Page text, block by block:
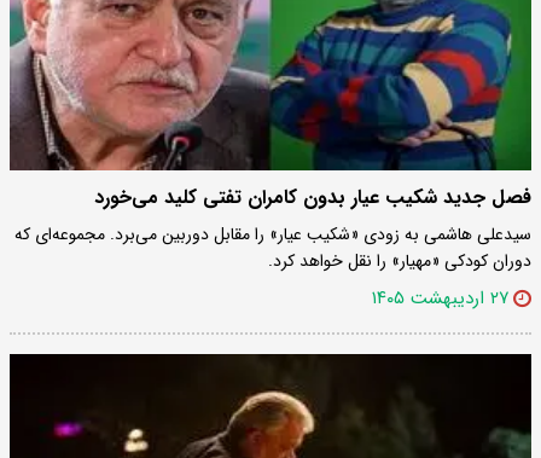
فصل جدید شکیب عیار بدون کامران تفتی کلید می‌خورد
سیدعلی هاشمی به زودی «شکیب عیار» را مقابل دوربین می‌برد. مجموعه‌ای که
دوران کودکی «مهیار» را نقل خواهد کرد.
۲۷ اردیبهشت ۱۴۰۵